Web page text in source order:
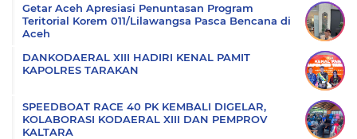
Getar Aceh Apresiasi Penuntasan Program
Teritorial Korem 011/Lilawangsa Pasca Bencana di
Aceh
DANKODAERAL XIII HADIRI KENAL PAMIT
KAPOLRES TARAKAN
SPEEDBOAT RACE 40 PK KEMBALI DIGELAR,
KOLABORASI KODAERAL XIII DAN PEMPROV
KALTARA